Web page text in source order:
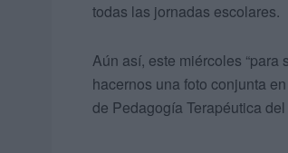
todas las jornadas escolares.
Aún así, este miércoles “para
hacernos una foto conjunta
de Pedagogía Terapéutica